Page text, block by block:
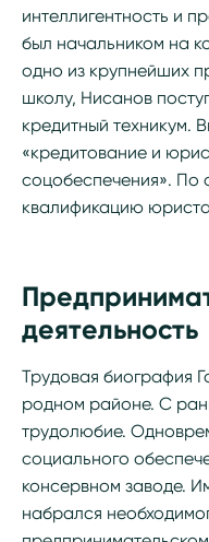
интеллигентность и
был начальником на
одно из крупнейших
школу, Нисанов
кредитный техникум.
«кредитование и
соцобеспечения». По
квалификацию
деятельность
Трудовая биография
родном районе. С
трудолюбие.
социального
консервном заводе.
набрался